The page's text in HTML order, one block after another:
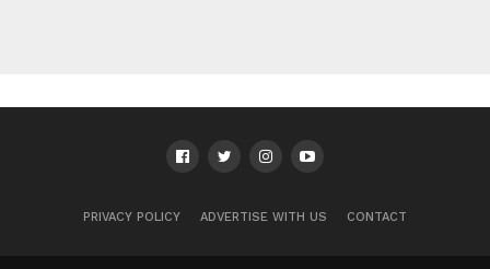
PRIVACY POLICY ADVERTISE WITH US CONTACT